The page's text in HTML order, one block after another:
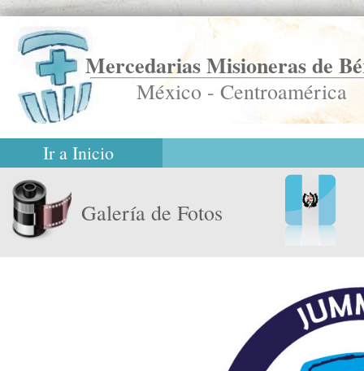
Mercedarias Misioneras de
México - Centroamérica
Ir a Inicio
Galería de Fotos